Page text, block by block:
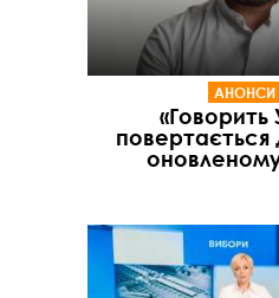
АНОНСИ
«Говорить
повертається